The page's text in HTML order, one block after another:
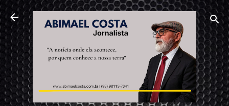
Pular para o conteúdo principal